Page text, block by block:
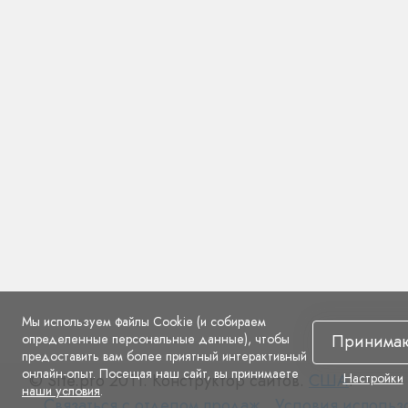
© Site.pro 2011. Конструктор сайтов. США.
Мы используем файлы Cookie (и собираем
определенные персональные данные), чтобы
предоставить вам более приятный интерактивный
онлайн-опыт. Посещая наш сайт, вы принимаете
наши условия.
Настройки